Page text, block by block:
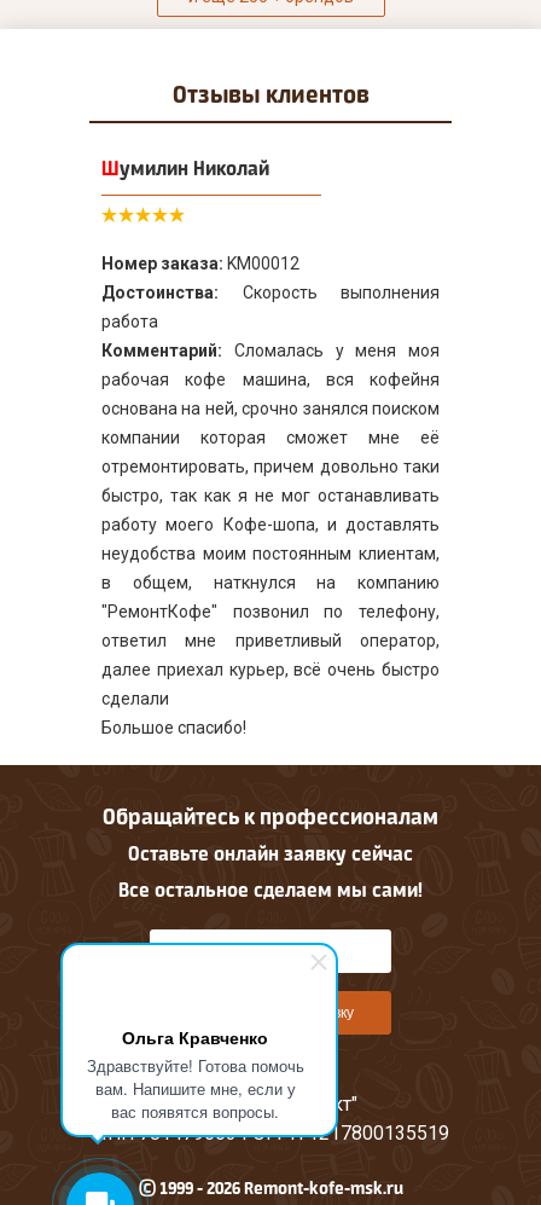
Ольга Кравченко
Здравствуйте! Готова помочь
вам. Напишите мне, если у
вас появятся вопросы.
Отзывы клиентов
Шумилин Николай
Номер заказа: KM00012
Достоинства: Скорость выполнения
работа
Комментарий: Сломалась у меня моя
рабочая кофе машина, вся кофейня
основана на ней, срочно занялся поиском
компании которая сможет мне её
отремонтировать, причем довольно таки
быстро, так как я не мог останавливать
работу моего Кофе-шопа, и доставлять
неудобства моим постоянным клиентам,
в общем, наткнулся на компанию
"РемонтКофе" позвонил по телефону,
ответил мне приветливый оператор,
далее приехал курьер, всё очень быстро
сделали
Большое спасибо!
Обращайтесь к профессионалам
Оставьте онлайн заявку сейчас
Все остальное сделаем мы сами!
Оставить онлайн заявку
ООО "М-Проджект"
ИНН 7814796634 ОГРН 1217800135519
© 1999 - 2026 Remont-kofe-msk.ru